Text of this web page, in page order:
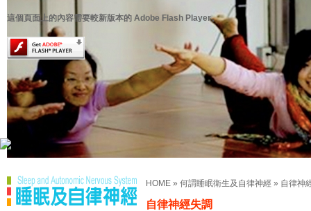
這個頁面上的內容需要較新版本的 Adobe Flash Player。
HOME » 何謂睡眠衛生及自律神經 » 自律神
自律神經失調